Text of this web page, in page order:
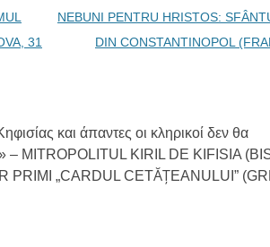
31
NEBUNI PENTRU HRISTOS:
DIN CONSTANTINOPOL
και άπαντες οι κληρικοί δεν θα
– MITROPOLITUL KIRIL DE KIFISIA
PRIMI „CARDUL CETĂŢEANULUI”